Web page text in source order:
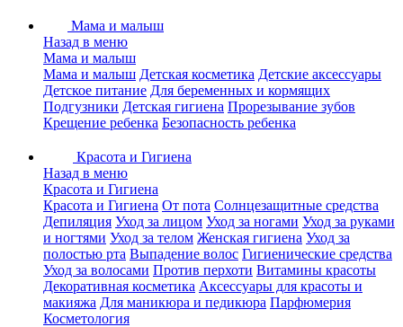
Мама и малыш
Назад в меню
Мама и малыш
Мама и малыш Детская косметика Детские аксессуары
Детское питание Для беременных и кормящих
Подгузники Детская гигиена Прорезывание зубов
Крещение ребенка Безопасность ребенка
Красота и Гигиена
Назад в меню
Красота и Гигиена
Красота и Гигиена От пота Солнцезащитные средства
Депиляция Уход за лицом Уход за ногами Уход за руками
и ногтями Уход за телом Женская гигиена Уход за
полостью рта Выпадение волос Гигиенические средства
Уход за волосами Против перхоти Витамины красоты
Декоративная косметика Аксессуары для красоты и
макияжа Для маникюра и педикюра Парфюмерия
Косметология